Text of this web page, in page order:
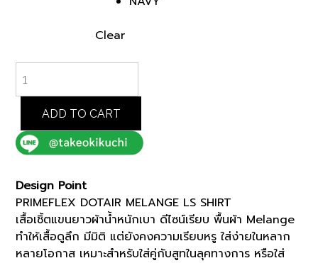
Clear
DOTAIR
MELANGE
SHIRT
(K8184102)
quantity
ADD TO CART
Design Point
PRIMEFLEX DOTAIR MELANGE LS SHIRT
เสื้อเชิ้ตแขนยาวผ้าน้ำหนักเบา ดีไซน์เรียบ พื้นผ้า Melange
ทำให้เสื้อดูลึก มีมิติ แต่ยังคงความเรียบหรู ใส่ง่ายในหลาก
หลายโอกาส เหมาะสำหรับใส่คู่กับสูทในลุคทางการ หรือใส่